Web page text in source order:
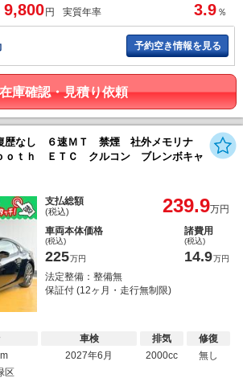
9,800 円 実質年率 3.9 ％
予約空き情報を見る
在庫確認・見積り依頼
なし ６速ＭＴ 禁煙 社外メモリナ
ｏｔｈ ＥＴＣ クルコン ブレンボキャ
支払総額
(税込) 239.9万円
車両本体価格
(税込)
225万円
諸費用
(税込)
14.9万円
法定整備：整備無
保証付 (12ヶ月・走行無制限)
車検
2027年6月
排気
2000cc
修復
無し
区